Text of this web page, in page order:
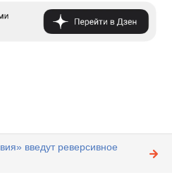
введут реверсивное